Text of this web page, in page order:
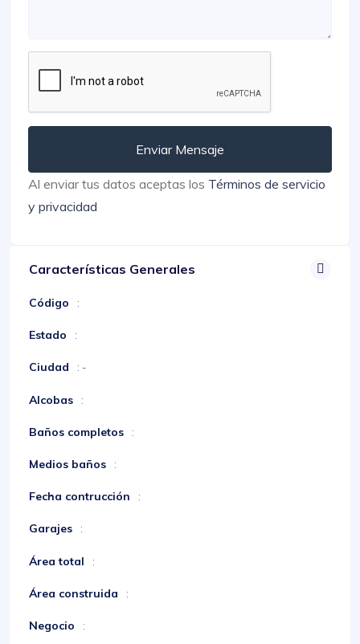
Enviar Mensaje
Al enviar tus datos aceptas los Términos de servicio
y privacidad
Características Generales
Código :
Estado :
Ciudad : -
Alcobas :
Baños completos :
Medios baños :
Fecha contrucción :
Garajes :
Área total :
Área construida :
Negocio :